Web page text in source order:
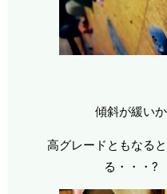
傾斜が緩いか
高グレードともなる
る・・・